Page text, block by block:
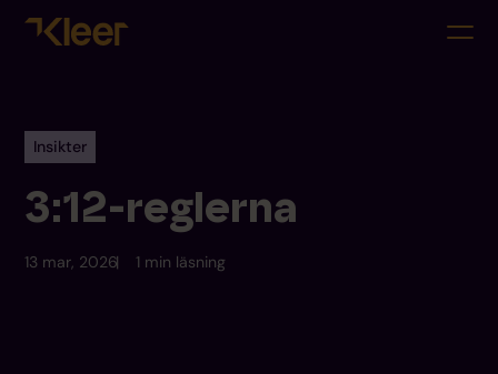
Insikter
3:12-reglerna
13 mar, 2026 1 min läsning